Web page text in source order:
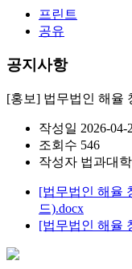
프린트
공유
공지사항
[홍보] 법무법인 해율
작성일 2026-04-
조회수 546
작성자 법과대학
[법무법인 해율
드).docx
[법무법인 해율